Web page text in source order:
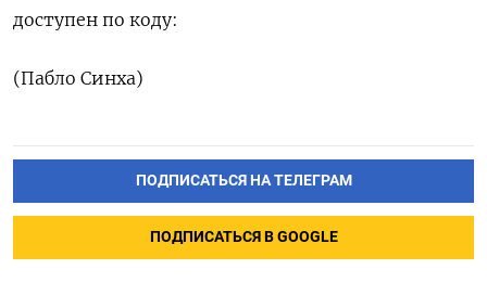
доступен ​по коду:
(Пабло ‌Синха)
ПОДПИСАТЬСЯ НА ТЕЛЕГРАМ
ПОДПИСАТЬСЯ В GOOGLE